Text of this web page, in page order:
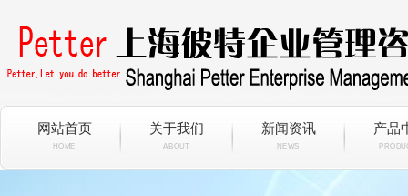
网站首页
HOME
关于我们
ABOUT
新闻资讯
NEWS
产品